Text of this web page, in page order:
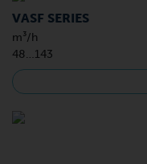
VASF SERIES
m³/h
48…143